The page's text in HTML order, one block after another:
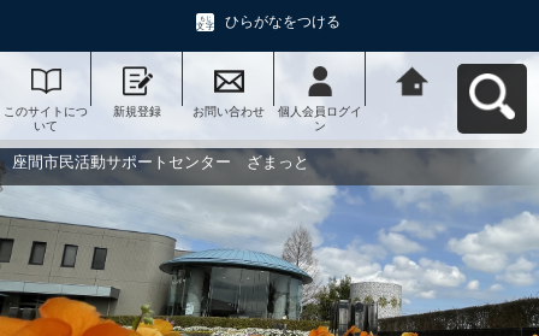
ひらがなをつける
このサイトにつ
いて
新規登録 お問い合わせ
個人会員ログイ
ン
ー ざまっとへ
座間市民活動サポートセンター ざまっと